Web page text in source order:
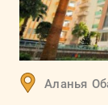
Аланья